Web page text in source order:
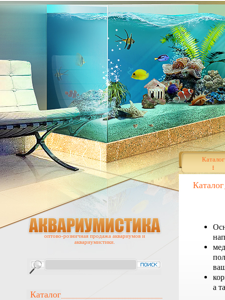
Каталог
Каталог
а
оптово-розничная продажа аквариумов и
аквариумистики.
Каталог